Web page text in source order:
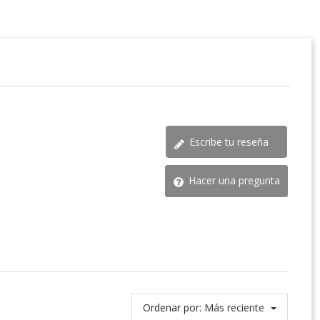
Escribe tu reseña
Hacer una pregunta
Ordenar por: Más reciente